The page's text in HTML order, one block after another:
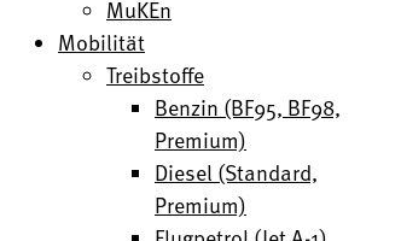
MuKEn
Mobilität
Treibstoffe
Benzin (BF95, BF98,
Premium)
Diesel (Standard,
Premium)